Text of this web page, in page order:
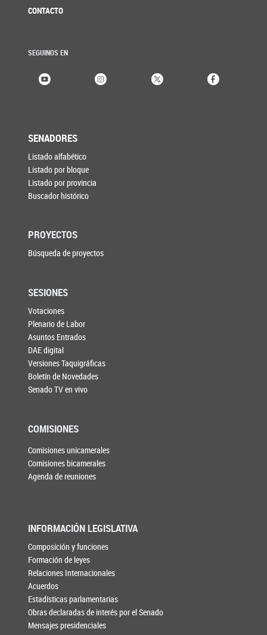
CONTACTO
SEGUINOS EN
SENADORES
Listado alfabético
Listado por bloque
Listado por provincia
Buscador histórico
PROYECTOS
Búsqueda de proyectos
SESIONES
Votaciones
Plenario de Labor
Asuntos Entrados
DAE digital
Versiones Taquigráficas
Boletín de Novedades
Senado TV en vivo
COMISIONES
Comisiones unicamerales
Comisiones bicamerales
Agenda de reuniones
INFORMACIÓN LEGISLATIVA
Composición y funciones
Formación de leyes
Relaciones Internacionales
Acuerdos
Estadísticas parlamentarias
Obras declaradas de interés por el Senado
Mensajes presidenciales